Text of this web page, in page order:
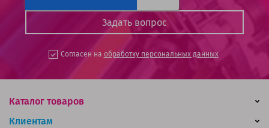
Согласен на обработку персональных данных
Каталог товаров
Клиентам